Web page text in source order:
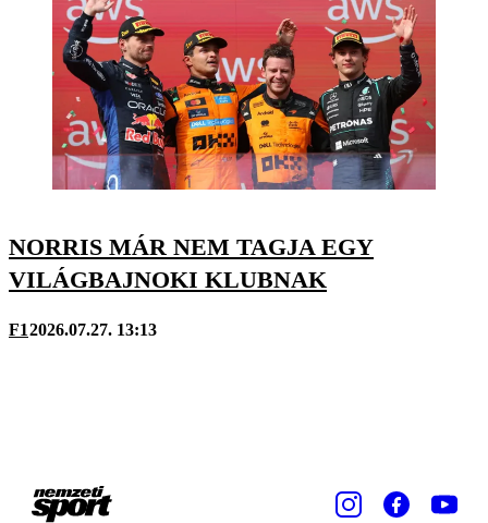
NORRIS MÁR NEM TAGJA EGY
VILÁGBAJNOKI KLUBNAK
F12026.07.27. 13:13